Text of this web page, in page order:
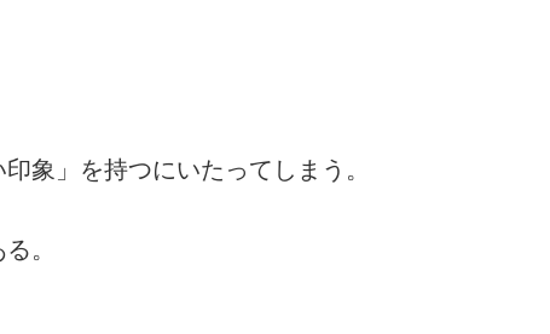
象」を持つにいたってしまう。
。